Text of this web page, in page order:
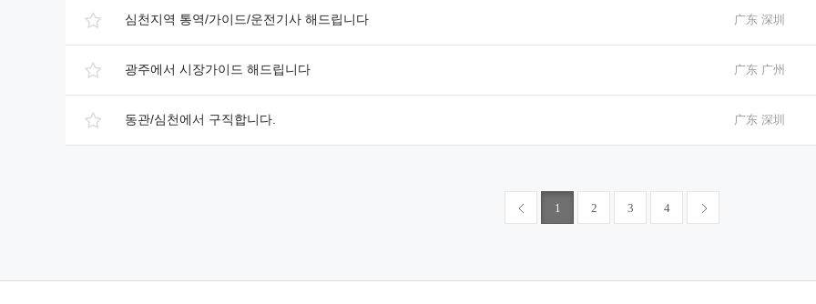
심천지역 통역/가이드/운전기사 해드립니다 广东 深圳
광주에서 시장가이드 해드립니다 广东 广州
동관/심천에서 구직합니다. 广东 深圳
1 2 3 4